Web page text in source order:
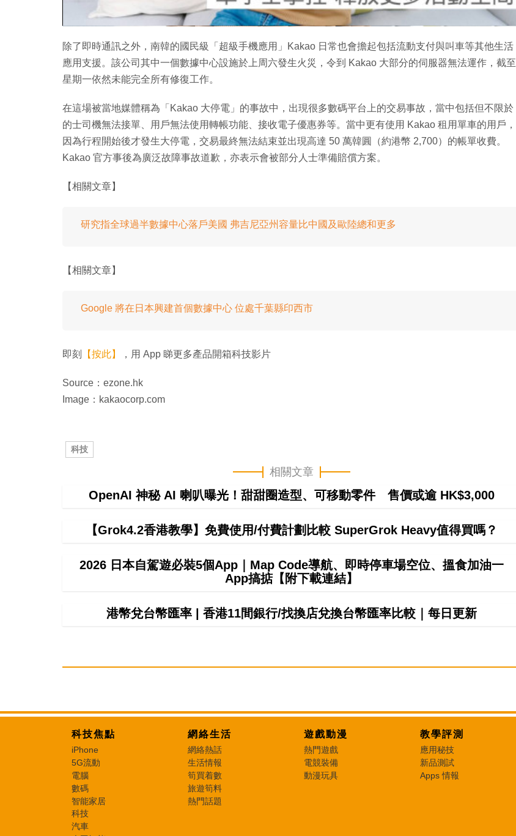
除了即時通訊之外，南韓的國民級「超級手機應用」Kakao 日常也會擔起包括流動支付與叫車等其他生活
應用支援。該公司其中一個數據中心設施於上周六發生火災，令到 Kakao 大部分的伺服器無法運作，截至
星期一依然未能完全所有修復工作。
在這場被當地媒體稱為「Kakao 大停電」的事故中，出現很多數碼平台上的交易事故，當中包括但不限於
的士司機無法接單、用戶無法使用轉帳功能、接收電子優惠券等。當中更有使用 Kakao 租用單車的用戶，
因為行程開始後才發生大停電，交易最終無法結束並出現高達 50 萬韓圓（約港幣 2,700）的帳單收費。
Kakao 官方事後為廣泛故障事故道歉，亦表示會被部分人士準備賠償方案。
【相關文章】
研究指全球過半數據中心落戶美國 弗吉尼亞州容量比中國及歐陸總和更多
【相關文章】
Google 將在日本興建首個數據中心 位處千葉縣印西市
即刻 【按此】 ，用 App 睇更多產品開箱科技影片
Source：ezone.hk
Image：kakaocorp.com
科技
相關文章
OpenAI 神秘 AI 喇叭曝光！甜甜圈造型、可移動零件 售價或逾 HK$3,000
【Grok4.2香港教學】免費使用/付費計劃比較 SuperGrok Heavy值得買嗎？
2026 日本自駕遊必裝5個App｜Map Code導航、即時停車場空位、搵食加油一
App搞掂【附下載連結】
港幣兌台幣匯率 | 香港11間銀行/找換店兌換台幣匯率比較｜每日更新
科技焦點
iPhone
5G流動
電腦
數碼
智能家居
科技
汽車
網絡生活
網絡熱話
生活情報
筍買着數
旅遊筍料
熱門話題
遊戲動漫
熱門遊戲
電競裝備
動漫玩具
教學評測
應用秘技
新品測試
Apps 情報